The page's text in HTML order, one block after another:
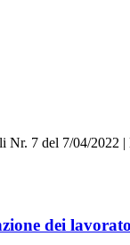
Nr. 7 del 7/04/2022
dei